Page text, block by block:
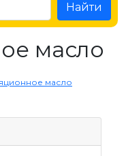
Найти
масло
масло